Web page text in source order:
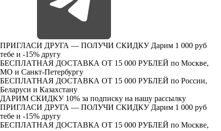
ПРИГЛАСИ ДРУГА — ПОЛУЧИ СКИДКУ Дарим 1 000 руб
тебе и -15% другу
БЕСПЛАТНАЯ ДОСТАВКА ОТ 15 000 РУБЛЕЙ по Москве,
МО и Санкт-Петербургу
БЕСПЛАТНАЯ ДОСТАВКА ОТ 15 000 РУБЛЕЙ по России,
Беларуси и Казахстану
ДАРИМ СКИДКУ 10% за подписку на нашу рассылку
ПРИГЛАСИ ДРУГА — ПОЛУЧИ СКИДКУ Дарим 1 000 руб
тебе и -15% другу
БЕСПЛАТНАЯ ДОСТАВКА ОТ 15 000 РУБЛЕЙ по Москве,